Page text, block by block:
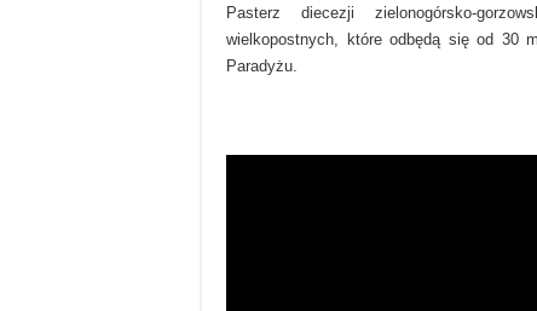
Pasterz diecezji zielonogórsko-
wielkopostnych, które odbędą się od 30
Paradyżu.